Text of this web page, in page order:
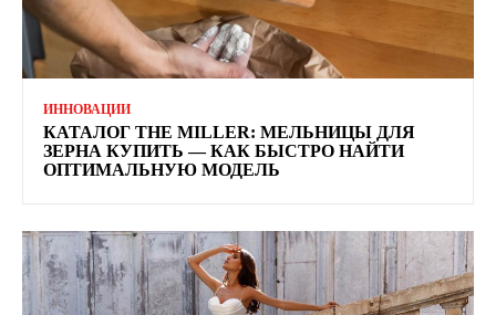
ИННОВАЦИИ
КАТАЛОГ THE MILLER: МЕЛЬНИЦЫ ДЛЯ
ЗЕРНА КУПИТЬ — КАК БЫСТРО НАЙТИ
ОПТИМАЛЬНУЮ МОДЕЛЬ